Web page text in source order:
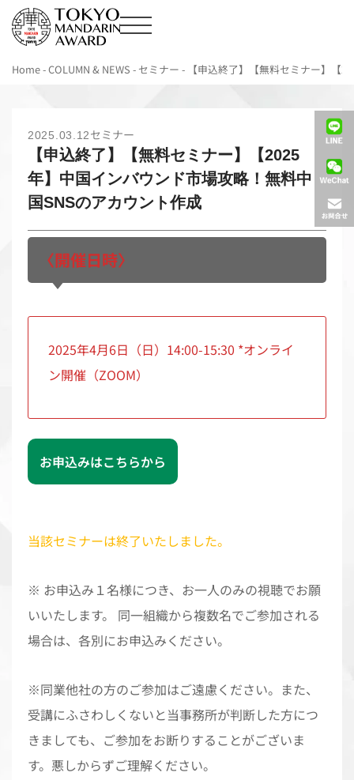
Home-COLUMN & NEWS - セミナー - 【申込終了】【無料セミナー】【
2025.03.12セミナー
【申込終了】【無料セミナー】【2025
年】中国インバウンド市場攻略！無料中
国SNSのアカウント作成
〈開催日時〉
2025年4月6日（日）14:00-15:30 *オンライ
ン開催（ZOOM）
お申込みはこちらから
当該セミナーは終了いたしました。
※ お申込み１名様につき、お一人のみの視聴でお願
いいたします。 同一組織から複数名でご参加される
場合は、各別にお申込みください。
※同業他社の方のご参加はご遠慮ください。また、
受講にふさわしくないと当事務所が判断した方につ
きましても、ご参加をお断りすることがございま
す。悪しからずご理解ください。